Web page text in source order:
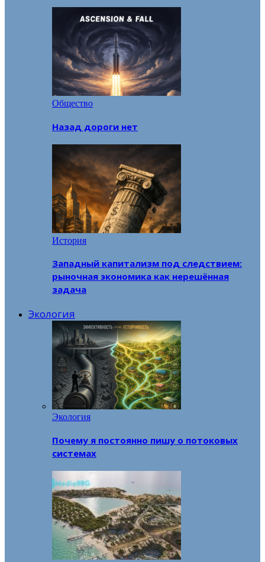
Общество
Назад дороги нет
История
Западный капитализм под следствием:
рыночная экономика как нерешённая
задача
Экология
Экология
Почему я постоянно пишу о потоковых
системах